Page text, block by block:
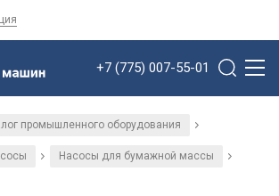
+7 (775) 007-55-01
промышленного оборудования /
/ Насосы для бумажной массы /